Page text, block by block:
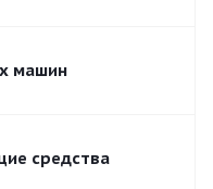
машин
средства